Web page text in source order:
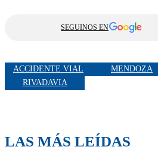
SEGUINOS EN
ACCIDENTE VIAL MENDOZA
RIVADAVIA
LAS MÁS LEÍDAS